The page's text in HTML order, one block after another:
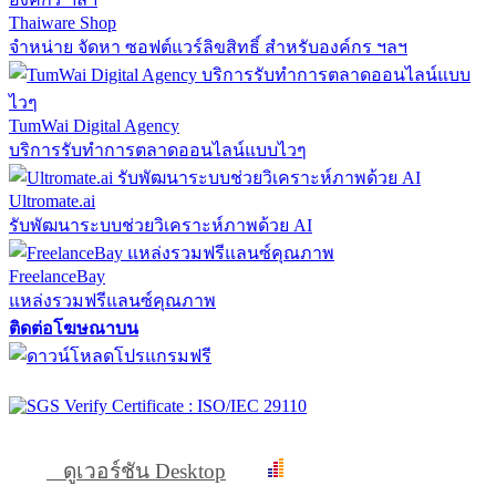
Thaiware Shop
จำหน่าย จัดหา ซอฟต์แวร์ลิขสิทธิ์ สำหรับองค์กร ฯลฯ
TumWai Digital Agency
บริการรับทำการตลาดออนไลน์แบบไวๆ
Ultromate.ai
รับพัฒนาระบบช่วยวิเคราะห์ภาพด้วย AI
FreelanceBay
แหล่งรวมฟรีแลนซ์คุณภาพ
ติดต่อโฆษณาบน
ดูเวอร์ชัน Desktop